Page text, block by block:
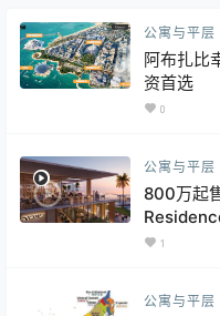
公寓与平层
阿布扎比
资首选
0
公寓与平层
800万起
1
公寓与平层